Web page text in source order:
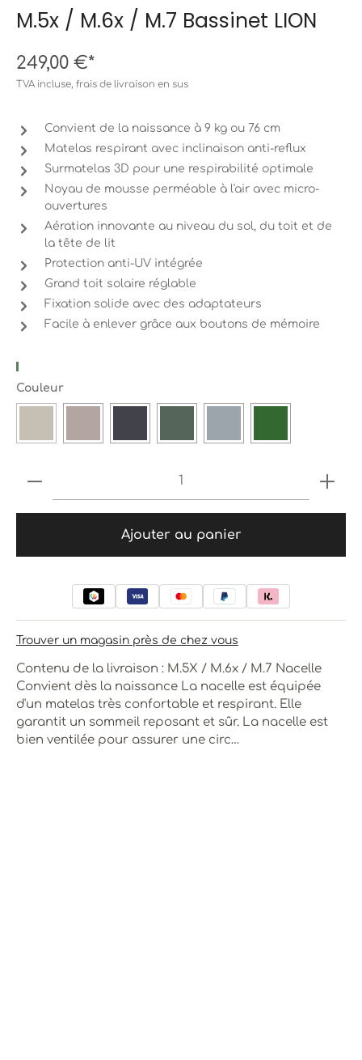
M.5x / M.6x / M.7 Bassinet LION
249,00 €*
TVA incluse, frais de livraison en sus
Convient de la naissance à 9 kg ou 76 cm
Matelas respirant avec inclinaison anti-reflux
Surmatelas 3D pour une respirabilité optimale
Noyau de mousse perméable à l'air avec micro-
ouvertures
Aération innovante au niveau du sol, du toit et de
la tête de lit
Protection anti-UV intégrée
Grand toit solaire réglable
Fixation solide avec des adaptateurs
Facile à enlever grâce aux boutons de mémoire
Sélectionnez
Couleur
Produkt Anzahl: Gib den
Ajouter au panier
Trouver un magasin près de chez vous
Contenu de la livraison : M.5X / M.6x / M.7 Nacelle
Convient dès la naissance La nacelle est équipée
d'un matelas très confortable et respirant. Elle
garantit un sommeil reposant et sûr. La nacelle est
bien ventilée pour assurer une circ…